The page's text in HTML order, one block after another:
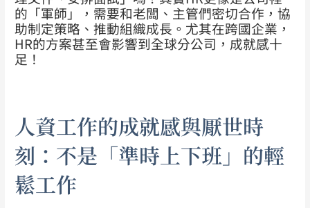
的「軍師」，需要和老闆、主管們密切合作，協
助制定策略、推動組織成長。尤其在跨國企業，
HR的方案甚至會影響到全球分公司，成就感十
足！
人資工作的成就感與厭世時
刻：不是「準時上下班」的輕
鬆工作